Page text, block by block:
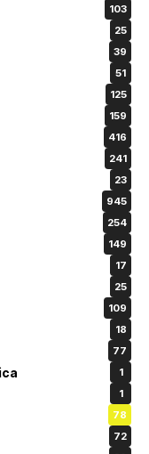
103
25
39
51
125
159
416
241
23
945
254
149
17
25
109
18
77
1
1
78
72